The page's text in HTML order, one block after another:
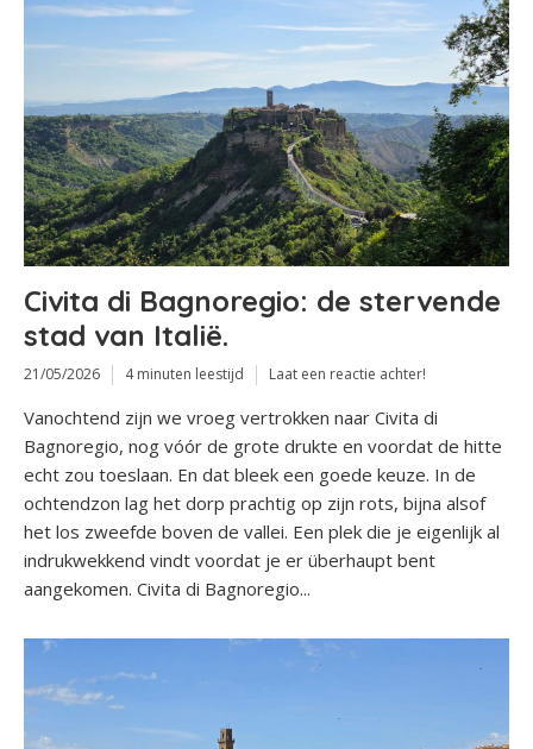
Civita di Bagnoregio: de stervende
stad van Italië.
21/05/2026 4 minuten leestijd Laat een reactie achter!
Vanochtend zijn we vroeg vertrokken naar Civita di
Bagnoregio, nog vóór de grote drukte en voordat de hitte
echt zou toeslaan. En dat bleek een goede keuze. In de
ochtendzon lag het dorp prachtig op zijn rots, bijna alsof
het los zweefde boven de vallei. Een plek die je eigenlijk al
indrukwekkend vindt voordat je er überhaupt bent
aangekomen. Civita di Bagnoregio...